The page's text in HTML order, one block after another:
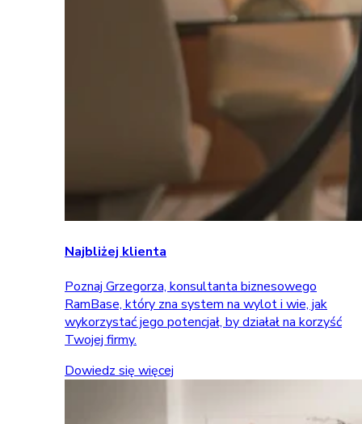
Najbliżej klienta
Poznaj Grzegorza, konsultanta biznesowego
RamBase, który zna system na wylot i wie, jak
wykorzystać jego potencjał, by działał na korzyść
Twojej firmy.
Dowiedz się więcej